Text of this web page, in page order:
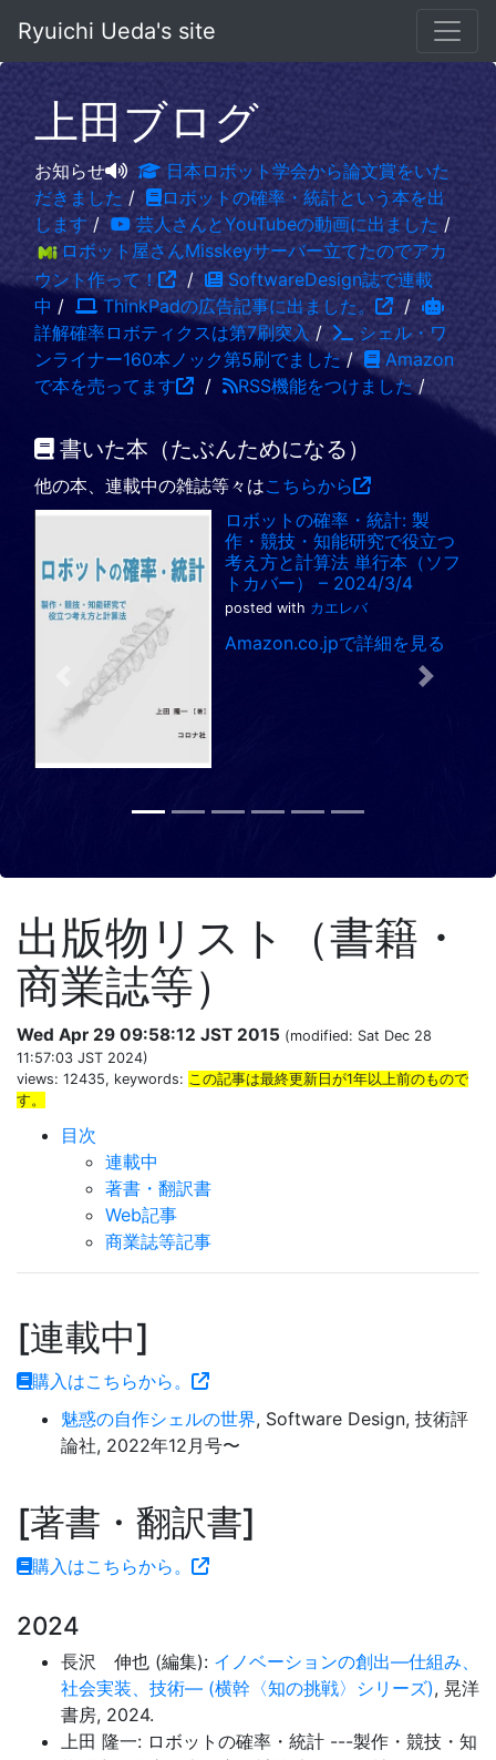
Ryuichi Ueda's site
上田ブログ
お知らせ
日本ロボット学会から論文賞をいた
だきました /
ロボットの確率・統計という本を出
します / 芸人さんとYouTubeの動画に出ました /
ロボット屋さんMisskeyサーバー立てたのでアカ
ウント作って！
/
SoftwareDesign誌で連載
中 / ThinkPadの広告記事に出ました。
/
詳解確率ロボティクスは第7刷突入 /
シェル・ワ
ンライナー160本ノック第5刷でました/
Amazon
で本を売ってます
/ RSS機能をつけました /
書いた本（たぶんためになる）
他の本、連載中の雑誌等々はこちらから
ロボットの確率・統計: 製
作・競技・知能研究で役立つ
考え方と計算法 単行本（ソフ
トカバー） – 2024/3/4
posted with カエレバ
Amazon.co.jpで詳細を見る
Previous Next
出版物リスト（書籍・
商業誌等）
Wed Apr 29 09:58:12 JST 2015 (modified: Sat Dec 28
11:57:03 JST 2024)
views: 12435, keywords: この記事は最終更新日が1年以上前のもので
す。
目次
連載中
著書・翻訳書
Web記事
商業誌等記事
連載中
購入はこちらから。
魅惑の自作シェルの世界, Software Design, 技術評
論社, 2022年12月号〜
著書・翻訳書
購入はこちらから。
2024
長沢 伸也 (編集): イノベーションの創出―仕組み、
社会実装、技術― (横幹〈知の挑戦〉シリーズ), 晃洋
書房, 2024.
上田 隆一: ロボットの確率・統計 ---製作・競技・知